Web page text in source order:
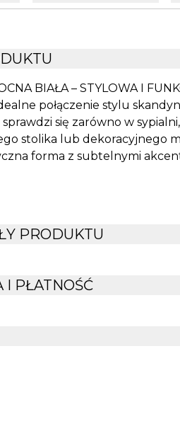
BIAŁA – STYLOWA I
połączenie stylu
się zarówno w
stolika lub dekoracyjnego
forma z subtelnymi
zapewnia miejsce na
element w przedpokoju
które zapewniają stabilność i
Dane techniczne: Kolor: Biały
cm x 30 cm x 54.5 cm Styl:
szafce nocnej!
PRODUKTU
I PŁATNOŚĆ